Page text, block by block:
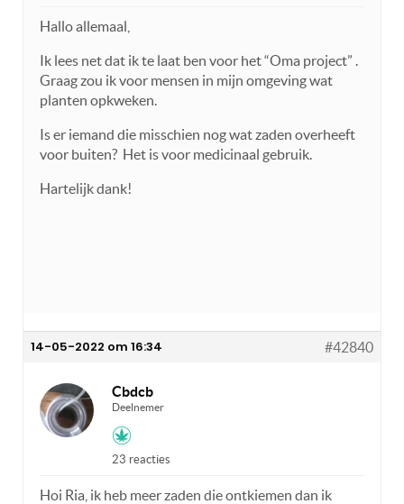
Hallo allemaal,
Ik lees net dat ik te laat ben voor het “Oma project” .
Graag zou ik voor mensen in mijn omgeving wat
planten opkweken.
Is er iemand die misschien nog wat zaden overheeft
voor buiten? Het is voor medicinaal gebruik.
Hartelijk dank!
14-05-2022 om 16:34 #42840
Cbdcb
Deelnemer
23 reacties
Hoi Ria, ik heb meer zaden die ontkiemen dan ik